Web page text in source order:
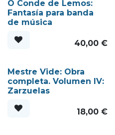
O Conde de Lemos:
Fantasía para banda
de música
40,00€
Mestre Vide: Obra
completa. Volumen IV:
Zarzuelas
18,00€